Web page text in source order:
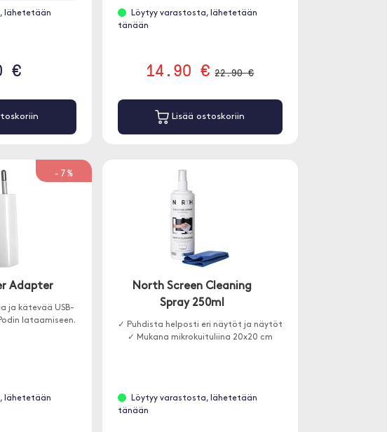
lähetetään
€
Löytyy varastosta, lähetetään
tänään
14.90 € 22.90 €
Lisää ostoskoriin
-7%
Adapter
ja kätevää USB-
lataamiseen.
lähetetään
North Screen Cleaning
Spray 250ml
✓ Puhdista helposti eri näytöt ja näytöt
✓ Mukana mikrokuituliina 20x20 cm
Löytyy varastosta, lähetetään
tänään